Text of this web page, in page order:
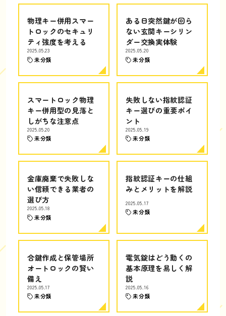
物理キー併用スマー
トロックのセキュリ
ティ強度を考える
2025.05.23
未分類
ある日突然鍵が回ら
ない玄関キーシリン
ダー交換実体験
2025.05.20
未分類
スマートロック物理
キー併用型の見落と
しがちな注意点
2025.05.20
未分類
失敗しない指紋認証
キー選びの重要ポイ
ント
2025.05.19
未分類
金庫廃棄で失敗しな
い信頼できる業者の
選び方
2025.05.18
未分類
指紋認証キーの仕組
みとメリットを解説
2025.05.17
未分類
合鍵作成と保管場所
オートロックの賢い
備え
2025.05.17
未分類
電気錠はどう動くの
基本原理を易しく解
説
2025.05.16
未分類